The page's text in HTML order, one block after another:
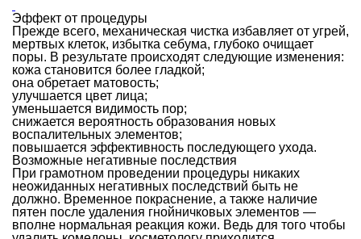
Эффект от процедуры
Прежде всего, механическая чистка избавляет от угрей,
мертвых клеток, избытка себума, глубоко очищает
поры. В результате происходят следующие изменения:
кожа становится более гладкой;
она обретает матовость;
улучшается цвет лица;
уменьшается видимость пор;
снижается вероятность образования новых
воспалительных элементов;
повышается эффективность последующего ухода.
Возможные негативные последствия
При грамотном проведении процедуры никаких
неожиданных негативных последствий быть не
должно. Временное покраснение, а также наличие
пятен после удаления гнойничковых элементов —
вполне нормальная реакция кожи. Ведь для того чтобы